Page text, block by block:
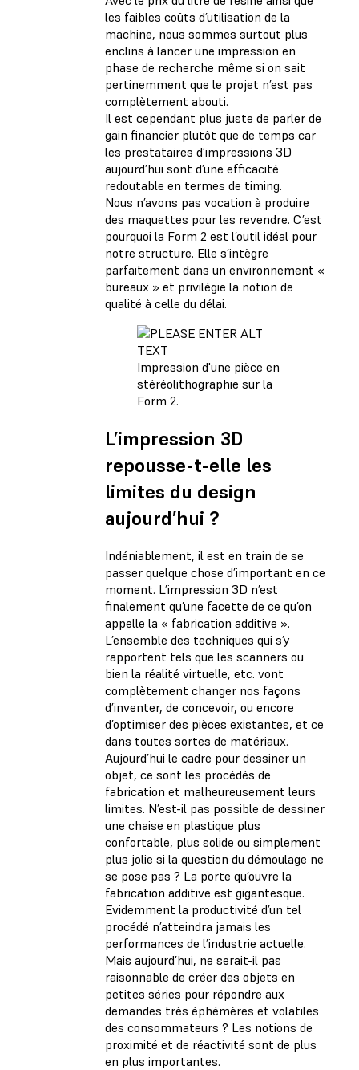
les faibles coûts d’utilisation de la
machine, nous sommes surtout plus
enclins à lancer une impression en
phase de recherche même si on sait
pertinemment que le projet n’est pas
complètement abouti.
Il est cependant plus juste de parler de
gain financier plutôt que de temps car
les prestataires d’impressions 3D
aujourd’hui sont d’une efficacité
redoutable en termes de timing.
Nous n’avons pas vocation à produire
des maquettes pour les revendre. C’est
pourquoi la Form 2 est l’outil idéal pour
notre structure. Elle s’intègre
parfaitement dans un environnement «
bureaux » et privilégie la notion de
qualité à celle du délai.
Impression d'une pièce en
stéréolithographie sur la
Form 2.
L’impression 3D
repousse-t-elle les
limites du design
aujourd’hui ?
Indéniablement, il est en train de se
passer quelque chose d’important en ce
moment. L’impression 3D n’est
finalement qu’une facette de ce qu’on
appelle la « fabrication additive ».
L’ensemble des techniques qui s’y
rapportent tels que les scanners ou
bien la réalité virtuelle, etc. vont
complètement changer nos façons
d’inventer, de concevoir, ou encore
d’optimiser des pièces existantes, et ce
dans toutes sortes de matériaux.
Aujourd’hui le cadre pour dessiner un
objet, ce sont les procédés de
fabrication et malheureusement leurs
limites. N’est-il pas possible de dessiner
une chaise en plastique plus
confortable, plus solide ou simplement
plus jolie si la question du démoulage ne
se pose pas ? La porte qu’ouvre la
fabrication additive est gigantesque.
Evidemment la productivité d’un tel
procédé n’atteindra jamais les
performances de l’industrie actuelle.
Mais aujourd’hui, ne serait-il pas
raisonnable de créer des objets en
petites séries pour répondre aux
demandes très éphémères et volatiles
des consommateurs ? Les notions de
proximité et de réactivité sont de plus
en plus importantes.